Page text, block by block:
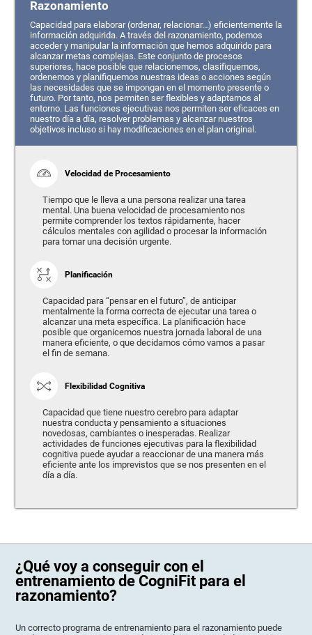
Razonamiento
Capacidad para elaborar (ordenar, relacionar…) eficientemente la
información adquirida. A través del razonamiento, podemos
acceder y manipular la información que hemos adquirido para
alcanzar metas complejas. Este conjunto de procesos
superiores, hace posible que relacionemos, clasifiquemos,
ordenemos y planifiquemos nuestras ideas o acciones según
las necesidades que se impongan en el momento presente o
futuro. Por tanto, nos permiten ser flexibles y adaptarnos al
entorno. Las funciones ejecutivas nos permiten ser eficaces en
nuestro día a día, resolver problemas y alcanzar nuestros
objetivos incluso si hay modificaciones en el plan original.
Velocidad de Procesamiento
Tiempo que le lleva a una persona realizar una tarea
mental. Una buena velocidad de procesamiento nos
permite comprender los textos rápidamente, hacer
cálculos mentales con agilidad o procesar la información
para tomar una decisión urgente.
Planificación
Capacidad para “pensar en el futuro”, de anticipar
mentalmente la forma correcta de ejecutar una tarea o
alcanzar una meta específica. La planificación hace
posible que organicemos nuestra jornada laboral de una
manera eficiente, o que decidamos cómo vamos a pasar
el fin de semana.
Flexibilidad Cognitiva
Capacidad que tiene nuestro cerebro para adaptar
nuestra conducta y pensamiento a situaciones
novedosas, cambiantes o inesperadas. Realizar
actividades de funciones ejecutivas para la flexibilidad
cognitiva puede ayudar a reaccionar de una manera más
eficiente ante los imprevistos que se nos presenten en el
día a día.
¿Qué voy a conseguir con el
entrenamiento de CogniFit para el
razonamiento?
Un correcto programa de entrenamiento para el razonamiento puede